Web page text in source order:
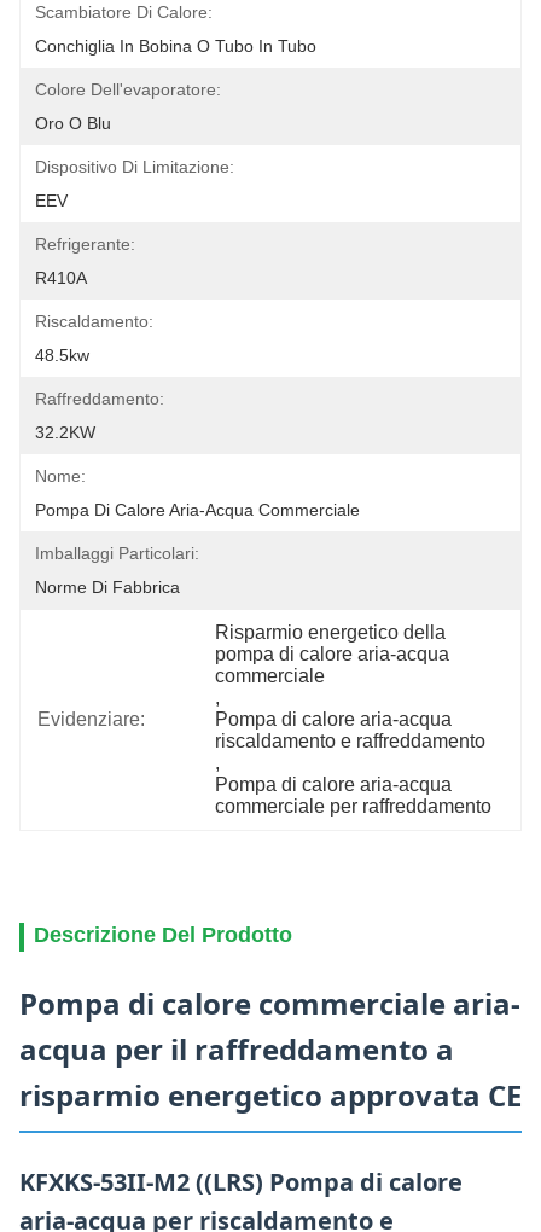
Scambiatore Di Calore:
Conchiglia In Bobina O Tubo In Tubo
Colore Dell'evaporatore:
Oro O Blu
Dispositivo Di Limitazione:
EEV
Refrigerante:
R410A
Riscaldamento:
48.5kw
Raffreddamento:
32.2KW
Nome:
Pompa Di Calore Aria-Acqua Commerciale
Imballaggi Particolari:
Norme Di Fabbrica
Evidenziare:
Risparmio energetico della
pompa di calore aria-acqua
commerciale
,
Pompa di calore aria-acqua
riscaldamento e raffreddamento
,
Pompa di calore aria-acqua
commerciale per raffreddamento
Descrizione Del Prodotto
Pompa di calore commerciale aria-
acqua per il raffreddamento a
risparmio energetico approvata CE
KFXKS-53II-M2 ((LRS) Pompa di calore
aria-acqua per riscaldamento e